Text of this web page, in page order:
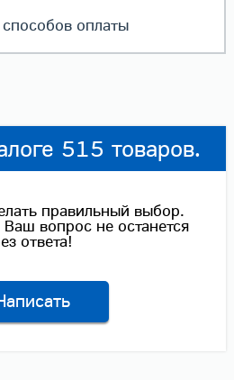
оплаты
515 товаров.
правильный выбор.
вопрос не останется
ответа!